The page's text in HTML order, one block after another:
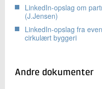
LinkedIn-opslag om
(J.Jensen)
LinkedIn-opslag fra
cirkulært byggeri
Andre dokumenter